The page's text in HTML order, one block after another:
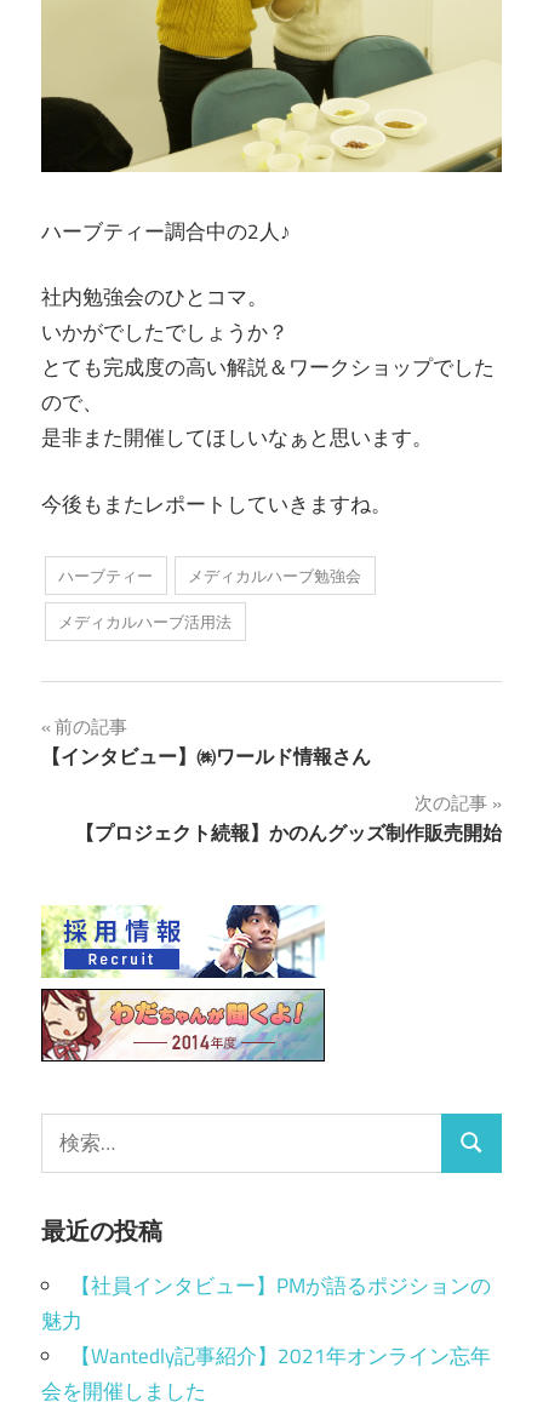
ハーブティー調合中の2人♪
社内勉強会のひとコマ。
いかがでしたでしょうか？
とても完成度の高い解説＆ワークショップでした
ので、
是非また開催してほしいなぁと思います。
今後もまたレポートしていきますね。
ハーブティー
メディカルハーブ勉強会
メディカルハーブ活用法
前の記事
【インタビュー】㈱ワールド情報さん
次の記事
【プロジェクト続報】かのんグッズ制作販売開始
最近の投稿
【社員インタビュー】PMが語るポジションの
魅力
【Wantedly記事紹介】2021年オンライン忘年
会を開催しました